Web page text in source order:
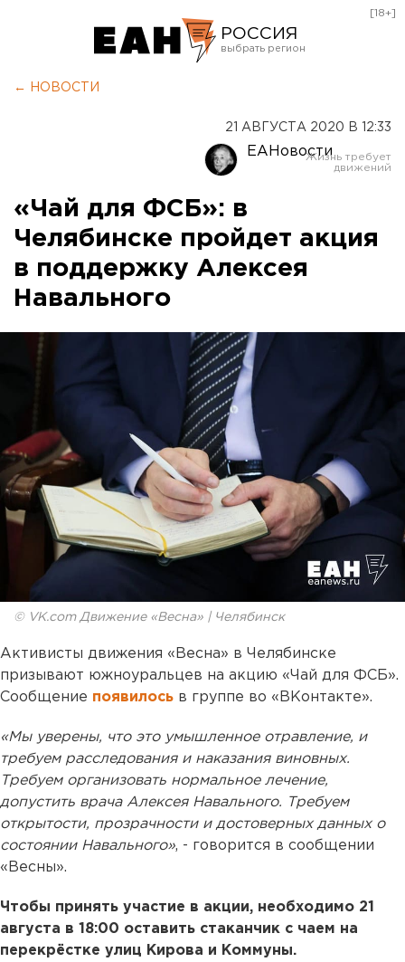
РОССИЯ
Оренбург
[18+]
← НОВОСТИ
21 АВГУСТА 2020 В 12:33
ЕАНовости
«Чай для ФСБ»: в
Челябинске пройдет акция
в поддержку Алексея
Навального
© VK.com Движение «Весна» | Челябинск
Активисты движения «Весна» в Челябинске
призывают южноуральцев на акцию «Чай для ФСБ».
Сообщение появилось в группе во «ВКонтакте».
«Мы уверены, что это умышленное отравление, и
требуем расследования и наказания виновных.
Требуем организовать нормальное лечение,
допустить врача Алексея Навального. Требуем
открытости, прозрачности и достоверных данных о
состоянии Навального», - говорится в сообщении
«Весны».
Чтобы принять участие в акции, необходимо 21
августа в 18:00 оставить стаканчик с чаем на
перекрёстке улиц Кирова и Коммуны.